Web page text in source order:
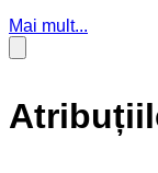
Mai mult...